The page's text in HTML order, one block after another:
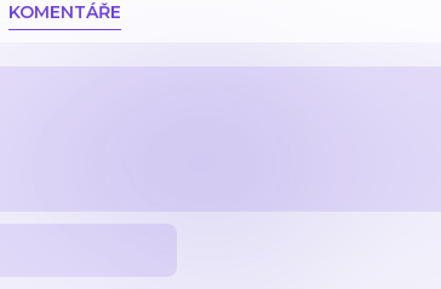
KOMENTÁŘE